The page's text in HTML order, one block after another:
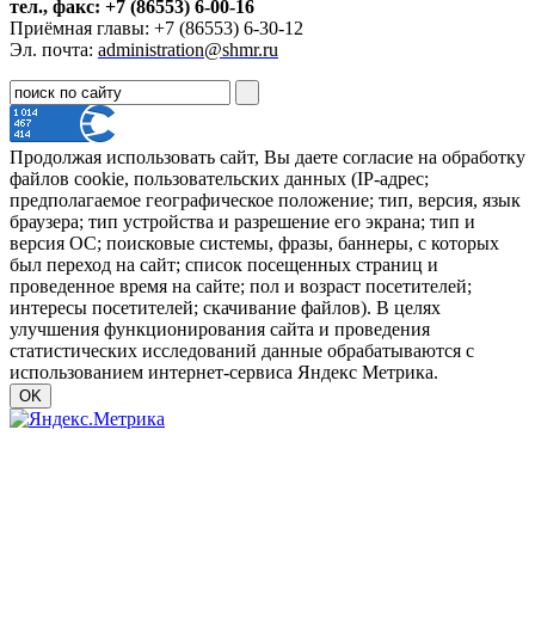
тел., факс: +7 (86553) 6-00-16
Приёмная главы: +7 (86553) 6-30-12
Эл. почта: administration@shmr.ru
Продолжая использовать сайт, Вы даете согласие на обработку
файлов cookie, пользовательских данных (IP-адрес;
предполагаемое географическое положение; тип, версия, язык
браузера; тип устройства и разрешение его экрана; тип и
версия ОС; поисковые системы, фразы, баннеры, с которых
был переход на сайт; список посещенных страниц и
проведенное время на сайте; пол и возраст посетителей;
интересы посетителей; скачивание файлов). В целях
улучшения функционирования сайта и проведения
статистических исследований данные обрабатываются с
использованием интернет-сервиса Яндекс Метрика.
OK